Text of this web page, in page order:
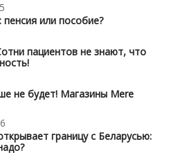
пенсия или пособие?
пациентов не знают, что
не будет! Магазины Mere
границу с Беларусью: